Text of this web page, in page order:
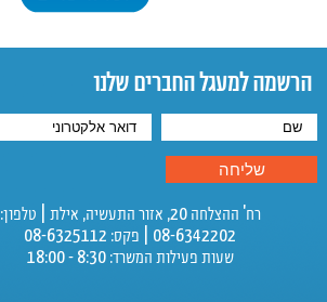
הרשמה למעגל החברים שלנו
רח' ההצלחה 20, אזור התעשיה, אילת | טלפון:
08-6342202 | פקס: 08-6325112
שעות פעילות המשרד: 8:30 - 18:00